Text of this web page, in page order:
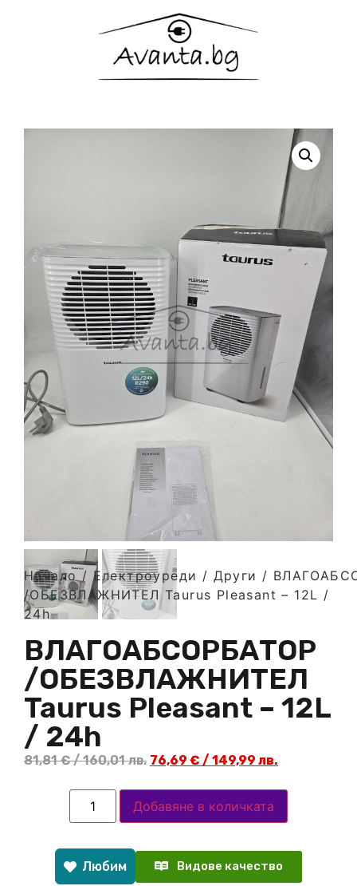
Начало / Електроуреди / Други /
/ОБЕЗВЛАЖНИТЕЛ Taurus Pleasant – 12L /
24h
ВЛАГОАБСОРБАТОР
/ОБЕЗВЛАЖНИТЕЛ
Taurus Pleasant – 12L
/ 24h
81,81€/ 160,01 лв. 76,69 € / 149,99 лв.
Добавяне в количката
Любим Видове качество